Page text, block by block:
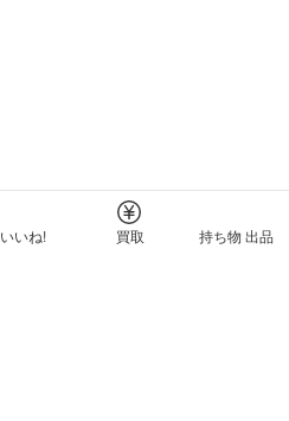
いいね! 買取 持ち物 出品